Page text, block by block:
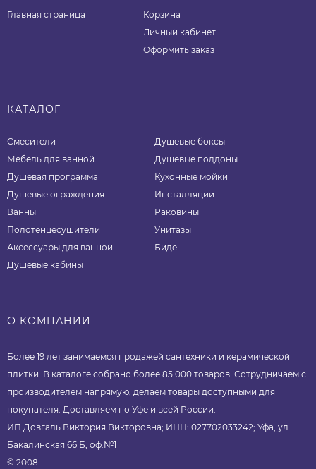
Главная страница
Корзина
Личный кабинет
Оформить заказ
КАТАЛОГ
Смесители
Мебель для ванной
Душевая программа
Душевые ограждения
Ванны
Полотенцесушители
Аксессуары для ванной
Душевые кабины
Душевые боксы
Душевые поддоны
Кухонные мойки
Инсталляции
Раковины
Унитазы
Биде
О КОМПАНИИ
Более 19 лет занимаемся продажей сантехники и керамической
плитки. В каталоге собрано более 85 000 товаров. Сотрудничаем с
производителем напрямую, делаем товары доступными для
покупателя. Доставляем по Уфе и всей России.
ИП Довгаль Виктория Викторовна; ИНН: 027702033242; Уфа, ул.
Бакалинская 66 Б, оф.№1
© 2008